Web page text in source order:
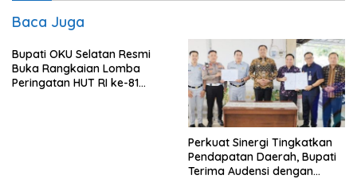
Baca Juga
Bupati OKU Selatan Resmi
Buka Rangkaian Lomba
Peringatan HUT RI ke-81
Perkuat Sinergi Tingkatkan
Pendapatan Daerah, Bupati
Terima Audensi dengan